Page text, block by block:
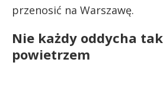
przenosić na Warszawę.
Nie każdy oddycha
powietrzem